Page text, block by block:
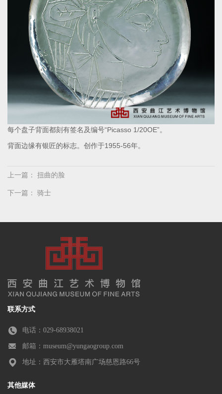
每个盘子背面都刻有签名及编号“Picasso 1/20OE”。
背面边缘有银匠的标志。创作于1955-56年。
上一篇： 扭曲的脸
下一篇： 骑士
联系方式
电话：029-68938021
邮箱：museum@yungaogroup.com
地址：西安市大雁塔南广场慈恩路66号
其他媒体